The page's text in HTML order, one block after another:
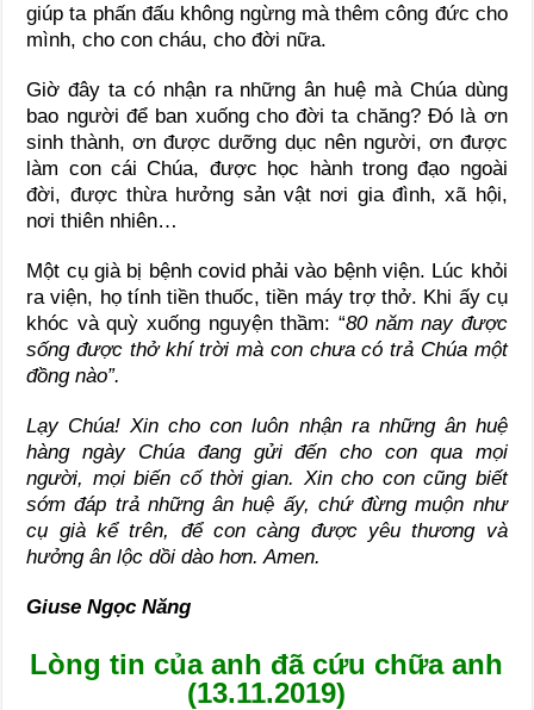
giúp ta phấn đấu không ngừng mà thêm công đức cho
mình, cho con cháu, cho đời nữa.
Giờ đây ta có nhận ra những ân huệ mà Chúa dùng
bao người để ban xuống cho đời ta chăng? Đó là ơn
sinh thành, ơn được dưỡng dục nên người, ơn được
làm con cái Chúa, được học hành trong đạo ngoài
đời, được thừa hưởng sản vật nơi gia đình, xã hội,
nơi thiên nhiên…
Một cụ già bị bệnh covid phải vào bệnh viện. Lúc khỏi
ra viện, họ tính tiền thuốc, tiền máy trợ thở. Khi ấy cụ
khóc và quỳ xuống nguyện thầm: “80 năm nay được
sống được thở khí trời mà con chưa có trả Chúa một
đồng nào”.
Lạy Chúa! Xin cho con luôn nhận ra những ân huệ
hàng ngày Chúa đang gửi đến cho con qua mọi
người, mọi biến cố thời gian. Xin cho con cũng biết
sớm đáp trả những ân huệ ấy, chứ đừng muộn như
cụ già kể trên, để con càng được yêu thương và
hưởng ân lộc dồi dào hơn. Amen.
Giuse Ngọc Năng
Lòng tin của anh đã cứu chữa anh
(13.11.2019)